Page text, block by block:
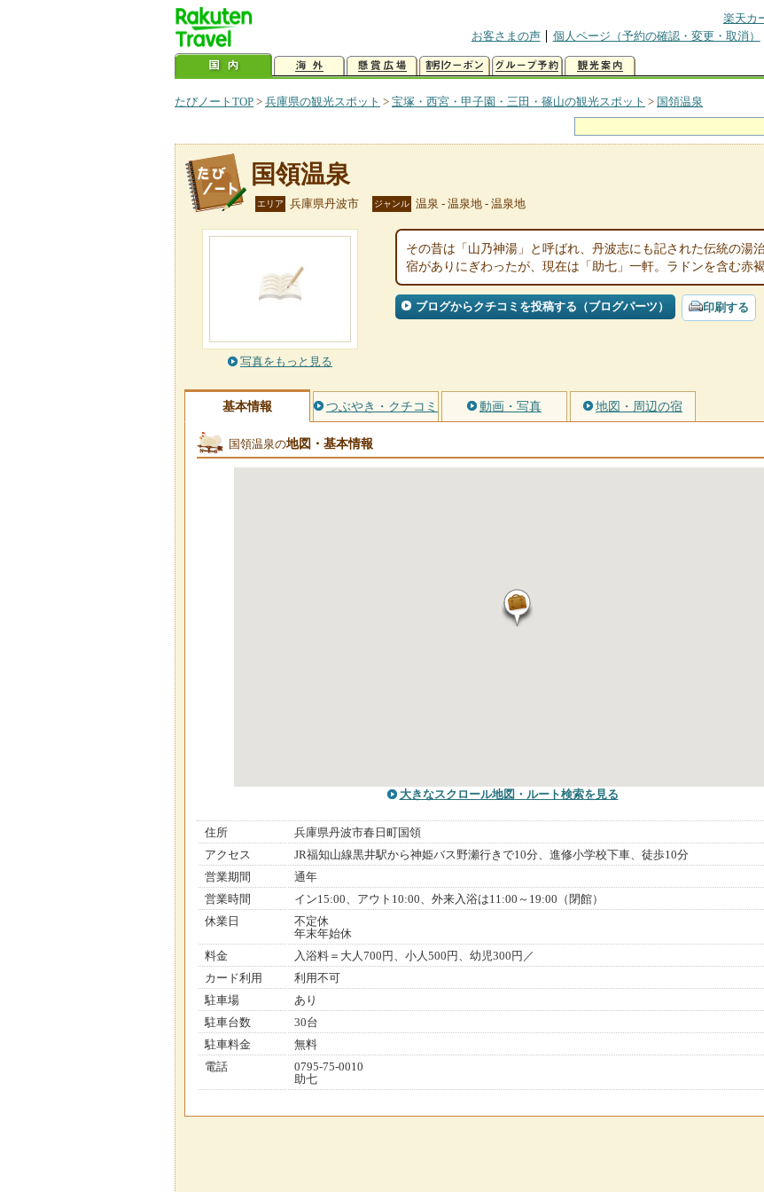
楽天カ
お客さまの声
個人ページ（予約の確認・変更・取消）
たびノートTOP > 兵庫県の観光スポット > 宝塚・西宮・甲子園・三田・篠山の観光スポット > 国領温泉
国領温泉
エリア 兵庫県丹波市 ジャンル 温泉 - 温泉地 - 温泉地
写真をもっと見る
その昔は「山乃神湯」と呼ばれ、丹波志にも記された伝統の湯
宿がありにぎわったが、現在は「助七」一軒。ラドンを含む赤
ブログからクチコミを投稿する（ブログパーツ） 印刷する
基本情報 つぶやき・クチコミ 動画・写真 地図・周辺の宿
国領温泉の地図・基本情報
大きなスクロール地図 ・ルート検索を見る
住所
兵庫県丹波市春日町国領
アクセス
JR福知山線黒井駅から神姫バス野瀬行きで10分、進修小学校下車、徒歩10分
営業期間
通年
営業時間
イン15:00、アウト10:00、外来入浴は11:00～19:00（閉館）
休業日
不定休
年末年始休
料金
入浴料＝大人700円、小人500円、幼児300円／
カード利用
利用不可
駐車場
あり
駐車台数
30台
駐車料金
無料
電話
0795-75-0010
助七